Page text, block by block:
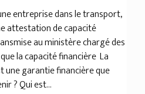
entreprise dans le transport,
attestation de capacité
au ministère chargé des
la capacité financière La
une garantie financière que
? Qui est...